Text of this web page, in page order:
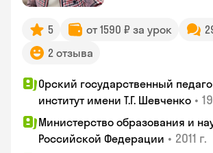
5 от 1590 ₽ за урок
2 отзыва
Орский государственный
институт имени Т.Г. Шевченко •
Министерство образования и
Российской Федерации • 2011 г.